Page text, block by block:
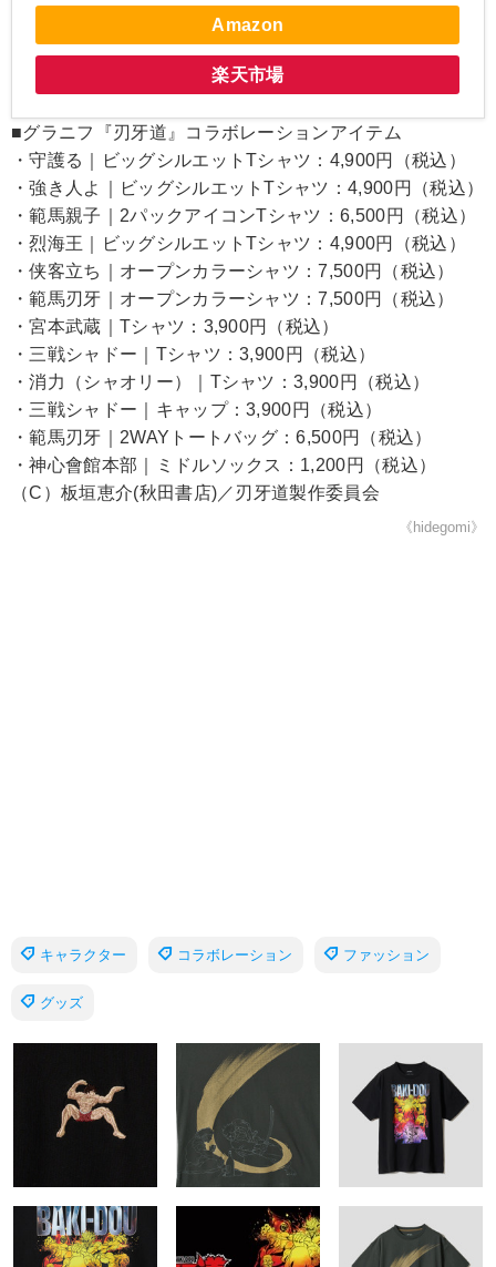
Amazon
楽天市場
■グラニフ『刃牙道』コラボレーションアイテム
・守護る｜ビッグシルエットTシャツ：4,900円（税込）
・強き人よ｜ビッグシルエットTシャツ：4,900円（税込）
・範馬親子｜2パックアイコンTシャツ：6,500円（税込）
・烈海王｜ビッグシルエットTシャツ：4,900円（税込）
・侠客立ち｜オープンカラーシャツ：7,500円（税込）
・範馬刃牙｜オープンカラーシャツ：7,500円（税込）
・宮本武蔵｜Tシャツ：3,900円（税込）
・三戦シャドー｜Tシャツ：3,900円（税込）
・消力（シャオリー）｜Tシャツ：3,900円（税込）
・三戦シャドー｜キャップ：3,900円（税込）
・範馬刃牙｜2WAYトートバッグ：6,500円（税込）
・神心會館本部｜ミドルソックス：1,200円（税込）
（C）板垣恵介(秋田書店)／刃牙道製作委員会
《hidegomi》
キャラクター コラボレーション ファッション
グッズ